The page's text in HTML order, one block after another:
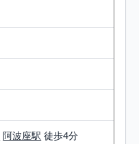
阿波座駅 徒歩4分